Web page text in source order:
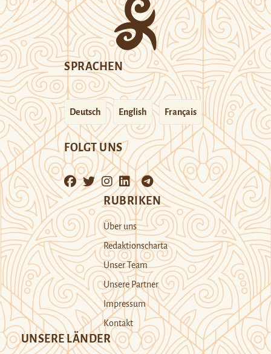
SPRACHEN
Deutsch English Français
FOLGT UNS
RUBRIKEN
Über uns
Redaktionscharta
Unser Team
Unsere Partner
Impressum
Kontakt
UNSERE LÄNDER